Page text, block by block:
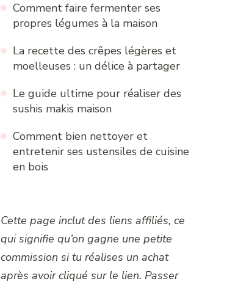
Comment faire fermenter ses
propres légumes à la maison
La recette des crêpes légères et
moelleuses : un délice à partager
Le guide ultime pour réaliser des
sushis makis maison
Comment bien nettoyer et
entretenir ses ustensiles de cuisine
en bois
Cette page inclut des liens affiliés, ce
qui signifie qu’on gagne une petite
commission si tu réalises un achat
après avoir cliqué sur le lien. Passer